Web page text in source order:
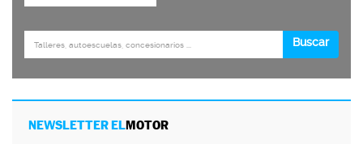
NEWSLETTER ELMOTOR